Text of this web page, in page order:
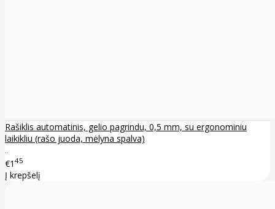
Rašiklis automatinis, gelio pagrindu, 0,5 mm, su ergonominiu
laikikliu (rašo juoda, mėlyna spalva)
..
€1 45
Į krepšelį